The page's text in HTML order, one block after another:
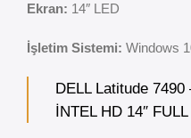
Ekran: 14″ LED
İşletim Sistemi: Windows
DELL Latitude
İNTEL HD 14″